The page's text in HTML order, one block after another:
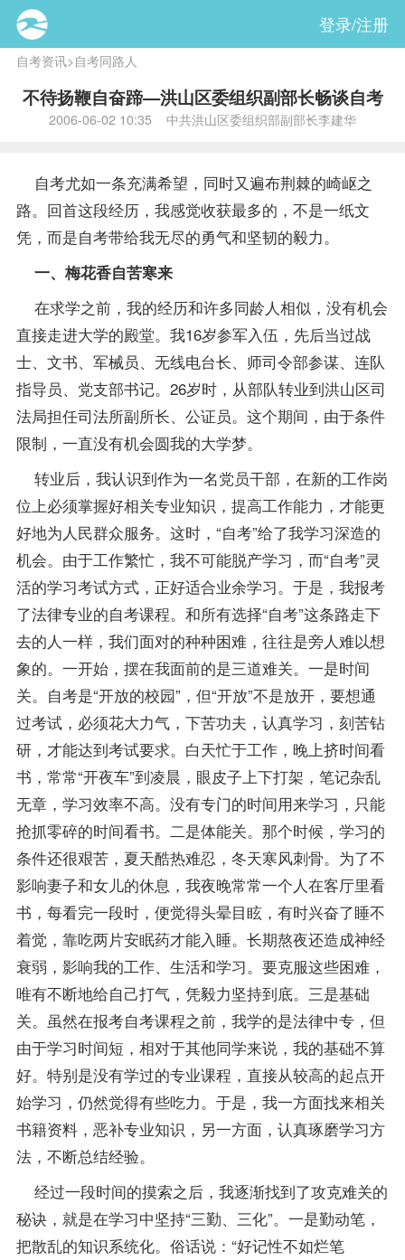
登录/注册
自考资讯>自考同路人
不待扬鞭自奋蹄—洪山区委组织副部长畅谈自考
2006-06-02 10:35 中共洪山区委组织部副部长李建华
自考尤如一条充满希望，同时又遍布荆棘的崎岖之
路。回首这段经历，我感觉收获最多的，不是一纸文
凭，而是自考带给我无尽的勇气和坚韧的毅力。
一、梅花香自苦寒来
在求学之前，我的经历和许多同龄人相似，没有机会
直接走进大学的殿堂。我16岁参军入伍，先后当过战
士、文书、军械员、无线电台长、师司令部参谋、连队
指导员、党支部书记。26岁时，从部队转业到洪山区司
法局担任司法所副所长、公证员。这个期间，由于条件
限制，一直没有机会圆我的大学梦。
转业后，我认识到作为一名党员干部，在新的工作岗
位上必须掌握好相关专业知识，提高工作能力，才能更
好地为人民群众服务。这时，“自考”给了我学习深造的
机会。由于工作繁忙，我不可能脱产学习，而“自考”灵
活的学习考试方式，正好适合业余学习。于是，我报考
了法律专业的自考课程。和所有选择“自考”这条路走下
去的人一样，我们面对的种种困难，往往是旁人难以想
象的。一开始，摆在我面前的是三道难关。一是时间
关。自考是“开放的校园”，但“开放”不是放开，要想通
过考试，必须花大力气，下苦功夫，认真学习，刻苦钻
研，才能达到考试要求。白天忙于工作，晚上挤时间看
书，常常“开夜车”到凌晨，眼皮子上下打架， 笔记杂乱
无章，学习效率不高。没有专门的时间用来学习，只能
抢抓零碎的时间看书。二是体能关。那个时候，学习的
条件还很艰苦，夏天酷热难忍，冬天寒风刺骨。为了不
影响妻子和女儿的休息，我夜晚常常一个人在客厅里看
书，每看完一段时，便觉得头晕目眩，有时兴奋了睡不
着觉，靠吃两片安眠药才能入睡。长期熬夜还造成神经
衰弱，影响我的工作、生活和学习。要克服这些困难，
唯有不断地给自己打气，凭毅力坚持到底。三是基础
关。虽然在报考自考课程之前，我学的是法律中专，但
由于学习时间短，相对于其他同学来说，我的基础不算
好。特别是没有学过的专业课程，直接从较高的起点开
始学习，仍然觉得有些吃力。于是，我一方面找来相关
书籍资料，恶补专业知识，另一方面，认真琢磨学习方
法，不断总结经验。
经过一段时间的摸索之后，我逐渐找到了攻克难关的
秘诀，就是在学习中坚持“三勤、三化”。一是勤动笔，
把散乱的知识系统化。俗话说：“好记性不如烂笔